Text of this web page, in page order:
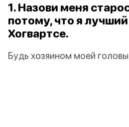
1. Назови меня
потому, что я
Хогвартсе.
Будь хозяином моей